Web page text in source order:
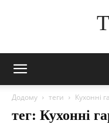
Додому теги Кухонні
тег: Кухонні